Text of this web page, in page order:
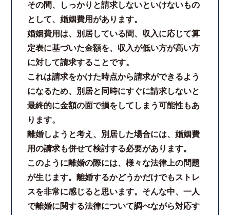
その間、しっかりと請求しないといけないもの
として、婚姻費用があります。
婚姻費用は、別居している間、収入に応じて算
定表に基づいた金額を、収入が低い方が高い方
に対して請求することです。
これは請求をかけた時点から請求ができるよう
になるため、別居と同時にすぐに請求しないと
最終的に金額の面で損をしてしまう可能性もあ
ります。
離婚しようと考え、別居した場合には、婚姻費
用の請求も併せて検討する必要があります。
このように離婚の際には、様々な法律上の問題
が生じます。離婚するかどうかだけでもストレ
スを非常に感じると思います。そんな中、一人
で離婚に関する法律について調べながら対応す